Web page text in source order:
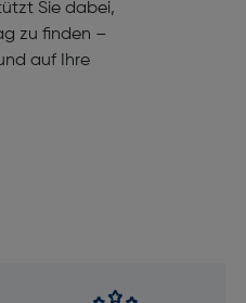
Sie dabei,
zu finden –
auf Ihre